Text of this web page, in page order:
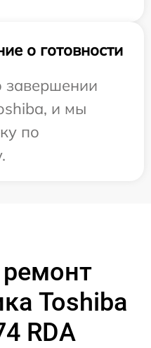
о готовности
и мы
по
Toshiba
RDA